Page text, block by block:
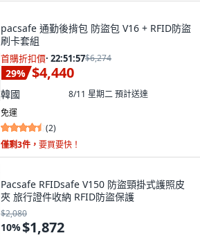
pacsafe 通勤後揹包 防盜包 V16 + RFID防盜
刷卡套組
首購折扣價· 22:51:55$6,274
29% $4,440
韓國 8/11 星期二預計送達
免運
(2)
僅剩3件， 要買要快！
Pacsafe RFIDsafe V150 防盜頸掛式護照皮
夾 旅行證件收納 RFID防盜保護
$2,080
10%$1,872